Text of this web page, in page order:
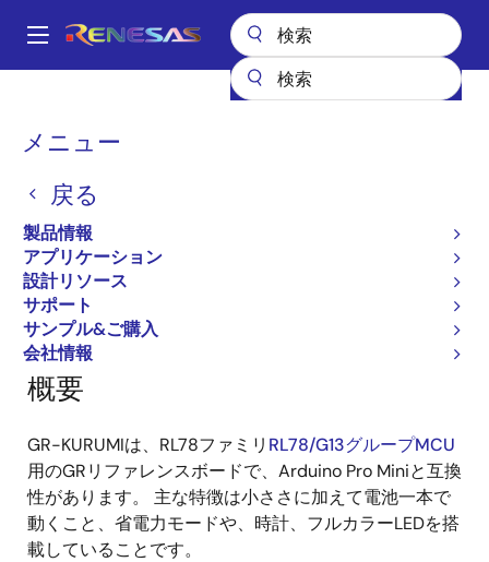
ン
Main
メニュー
戻る
製品情報
アプリケーション
設計リソース
サポート
サンプル&ご購入
会社情報
パ
く
ず
ガジェットルネサス
ガジェットルネサス
GR-KURUMI
ページセクションへ移動：
概要
GR-KURUMIは、RL78ファミリ RL78/G13グループMCU
用のGRリファレンスボードで、Arduino Pro Miniと互換
性があります。 主な特徴は小ささに加えて電池一本で
動くこと、省電力モードや、時計、フルカラーLEDを搭
載していることです。